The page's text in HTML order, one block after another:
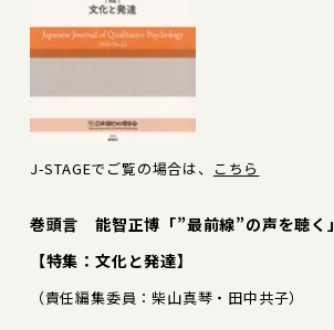
J-STAGEでご覧の場合は、 こちら
巻頭言 能智正博「”最前線”の声を聴く」
【特集：文化と発達】
（責任編集委員：柴山真琴・田中共子）